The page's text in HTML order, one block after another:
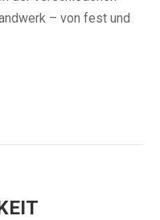
– von fest und